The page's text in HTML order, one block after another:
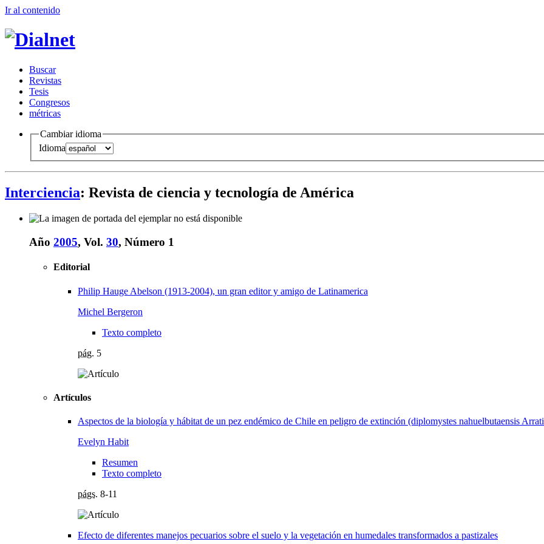
Ir al contenido
Buscar
Revistas
Tesis
Congresos
métricas
Cambiar idioma
Idioma
Interciencia: Revista de ciencia y tecnología de América
Año 2005, Vol. 30, Número 1
Editorial
Philip Hauge Abelson (1913-2004), un gran editor y amigo de Latinamerica
Michel Bergeron
Texto completo
pág. 5
Artículos
Aspectos de la biología y hábitat de un pez endémico de Chile en peligro de extinción (diplomystes nahuelbutaensis
Evelyn Habit
Resumen
Texto completo
págs. 8-11
Efecto de diferentes manejos pecuarios sobre el suelo y la vegetación en humedales transformados a pastizales